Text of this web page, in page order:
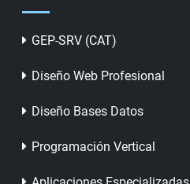
GEP-SRV (CAT)
Diseño Web Profesional
Diseño Bases Datos
Programación Vertical